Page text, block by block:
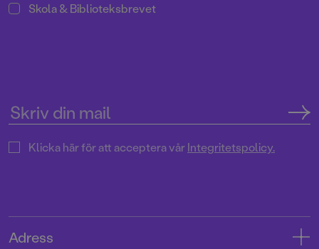
Skola & Biblioteksbrevet
Klicka här för att acceptera vårIntegritetspolicy.
Adress